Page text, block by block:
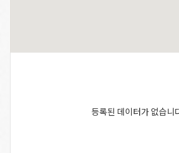
등록된 데이터가 없습니